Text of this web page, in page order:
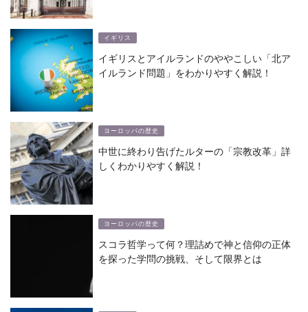
イギリス
イギリスとアイルランドのややこしい「北ア
イルランド問題」をわかりやすく解説！
ヨーロッパの歴史
中世に終わり告げたルターの「宗教改革」詳
しくわかりやすく解説！
ヨーロッパの歴史
スコラ哲学って何？理詰めで神と信仰の正体
を探った学問の挑戦、そして限界とは